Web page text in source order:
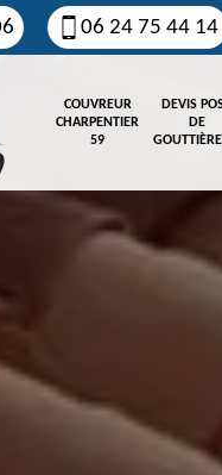
06 24 75 44 14
COUVREUR
CHARPENTIER
59
DEVIS
DE